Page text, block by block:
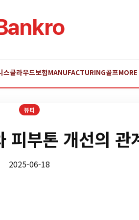
스클라우드보험MANUFACTURING골프MORE
뷰티
피부톤 개선의 관
2025-06-18